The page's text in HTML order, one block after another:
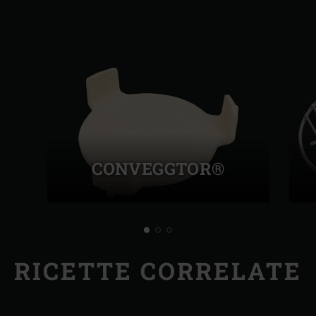
CONVEGGTOR®
RICETTE CORRELATE